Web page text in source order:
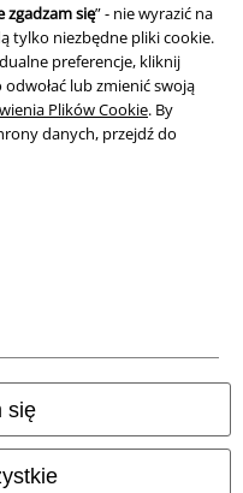
zgadzam się” - nie wyrazić na
tylko niezbędne pliki cookie.
preferencje, kliknij
odwołać lub zmienić swoją
Plików Cookie. By
danych, przejdź do
się
Nie zawierająkosztów